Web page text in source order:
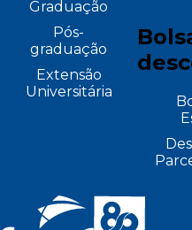
Graduação
Pós-
graduação
Extensão
Universitária